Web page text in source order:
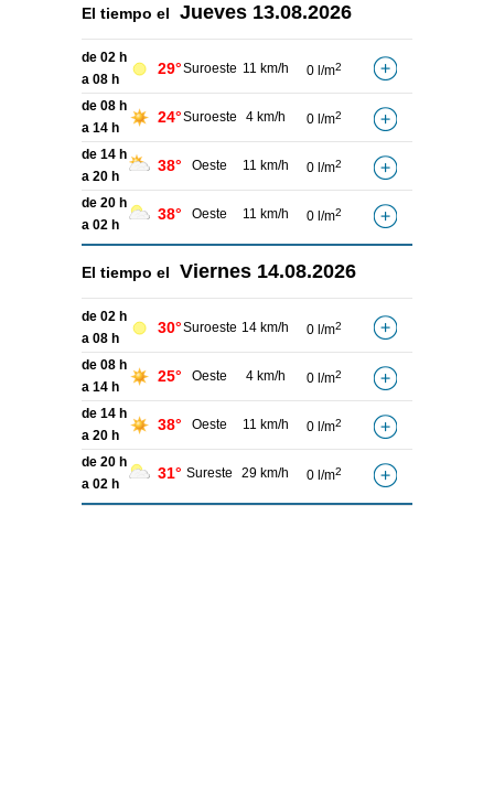
El tiempo el Jueves 13.08.2026
de 02 h
a 08 h
29°Suroeste 11 km/h 0 l/m2
de 08 h
a 14 h
24°Suroeste 4 km/h 0 l/m2
de 14 h
a 20 h
38° Oeste 11 km/h 0 l/m2
de 20 h
a 02 h
38° Oeste 11 km/h 0 l/m2
El tiempo el Viernes 14.08.2026
de 02 h
a 08 h
30°Suroeste 14 km/h 0 l/m2
de 08 h
a 14 h
25° Oeste 4 km/h 0 l/m2
de 14 h
a 20 h
38° Oeste 11 km/h 0 l/m2
de 20 h
a 02 h
31° Sureste 29 km/h 0 l/m2